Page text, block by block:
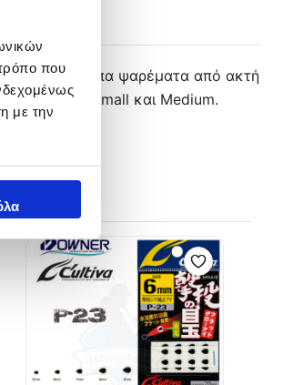
που
με την
στα υπόλοιπα ψαρέματα από ακτή
σε Small και Medium.